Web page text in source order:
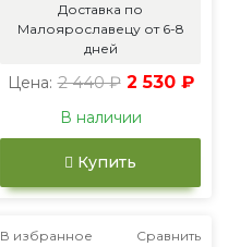
Доставка по
Малоярославецу от 6-8
дней
Цена: 2 440 ₽ 2 530 ₽
В наличии
Купить
В избранное Сравнить